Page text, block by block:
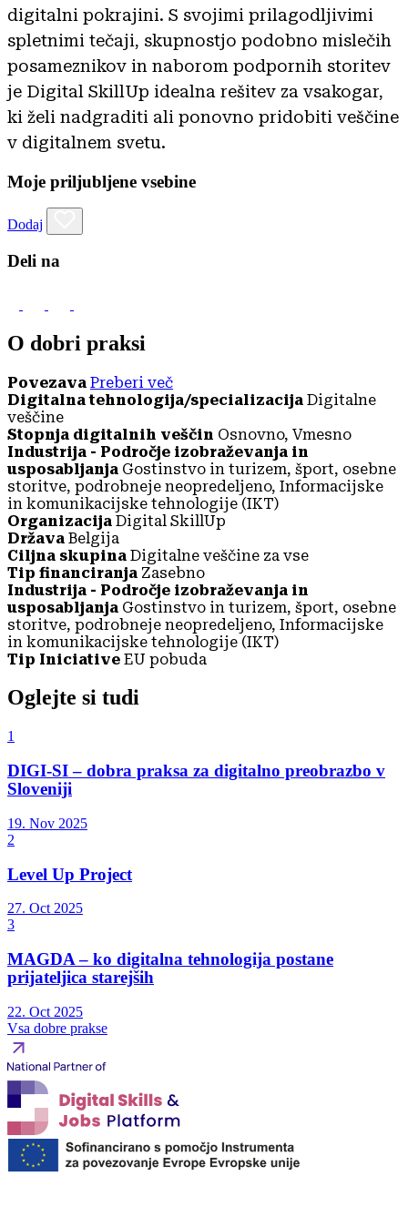
digitalni pokrajini. S svojimi prilagodljivimi
spletnimi tečaji, skupnostjo podobno mislečih
posameznikov in naborom podpornih storitev
je Digital SkillUp idealna rešitev za vsakogar,
ki želi nadgraditi ali ponovno pridobiti veščine
v digitalnem svetu.
Moje priljubljene vsebine
Dodaj
Deli na
O dobri praksi
Povezava Preberi več
Digitalna tehnologija/specializacija Digitalne
veščine
Stopnja digitalnih veščin Osnovno, Vmesno
Industrija - Področje izobraževanja in
usposabljanja Gostinstvo in turizem, šport, osebne
storitve, podrobneje neopredeljeno, Informacijske
in komunikacijske tehnologije (IKT)
Organizacija Digital SkillUp
Država Belgija
Ciljna skupina Digitalne veščine za vse
Tip financiranja Zasebno
Industrija - Področje izobraževanja in
usposabljanja Gostinstvo in turizem, šport, osebne
storitve, podrobneje neopredeljeno, Informacijske
in komunikacijske tehnologije (IKT)
Tip Iniciative EU pobuda
Oglejte si tudi
1
DIGI-SI – dobra praksa za digitalno preobrazbo v
Sloveniji
19. Nov 2025
2
Level Up Project
27. Oct 2025
3
MAGDA – ko digitalna tehnologija postane
prijateljica starejših
22. Oct 2025
Vsa dobre prakse